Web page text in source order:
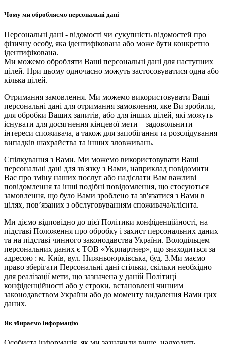
Чому ми обробляємо персональні дані
Персональні дані - відомості чи сукупність відомостей про
фізичну особу, яка ідентифікована або може бути конкретно
ідентифікована.
Ми можемо обробляти Ваші персональні дані для наступних
цілей. При цьому одночасно можуть застосовуватися одна або
кілька цілей.
Отримання замовлення. Ми можемо використовувати Ваші
персональні дані для отримання замовлення, яке Ви зробили,
для обробки Ваших запитів, або для інших цілей, які можуть
існувати для досягнення кінцевої мети – задовольнити
інтереси споживача, а також для запобігання та розслідування
випадків шахрайства та інших зловживань.
Спілкування з Вами. Ми можемо використовувати Ваші
персональні дані для зв'язку з Вами, наприклад повідомити
Вас про зміну наших послуг або надіслати Вам важливі
повідомлення та інші подібні повідомлення, що стосуються
замовлення, що було Вами зроблено та зв'язатися з Вами в
цілях, пов’язаних з обслуговуванням споживача/клієнта.
Ми діємо відповідно до цієї Політики конфіденційності, на
підставі Положення про обробку і захист персональних даних
та на підставі чинного законодавства України. Володільцем
персональних даних є ТОВ «Укрпартнер», що знаходиться за
адресою : м. Київ, вул. Нижньоюркiвська, буд. 3.Ми маємо
право зберігати Персональні дані стільки, скільки необхідно
для реалізації мети, що зазначена у даній Політиці
конфіденційності або у строки, встановлені чинним
законодавством України або до моменту видалення Вами цих
даних.
Як збираємо інформацію